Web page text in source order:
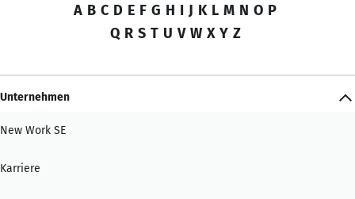
A B C D E F G H I J K L M N O P
Q R S T U V W X Y Z
Unternehmen
New Work SE
Karriere